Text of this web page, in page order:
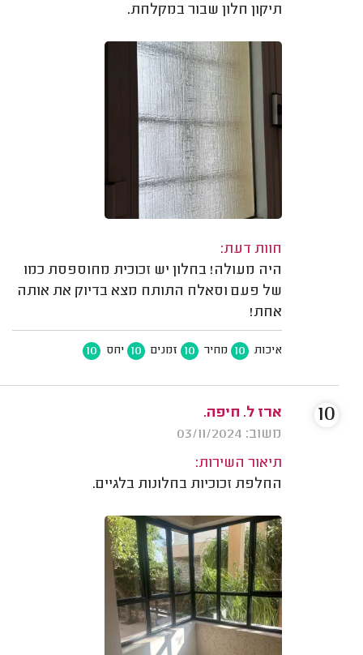
תיקון חלון שבור במקלחת.
חוות דעת:
היה מעולה! בחלון יש זכוכית מחוספסת כמו
של פעם וסאלח התותח מצא בדיוק את אותה
אחת!
איכות 10 מחיר 10 זמנים 10 יחס 10
ארז ל. חיפה.
משוב: 03/11/2024
תיאור השירות:
החלפת זכוכיות בחלונות בלגיים.
10